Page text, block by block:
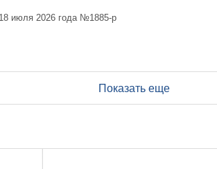
июля 2026 года №1885-р
Показать еще